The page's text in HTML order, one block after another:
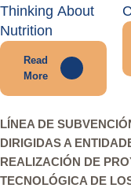
Thinking About
Nutrition
Read
More
LÍNEA DE
DIRIGIDAS A
REALIZACIÓN DE
TECNOLÓGICA DE